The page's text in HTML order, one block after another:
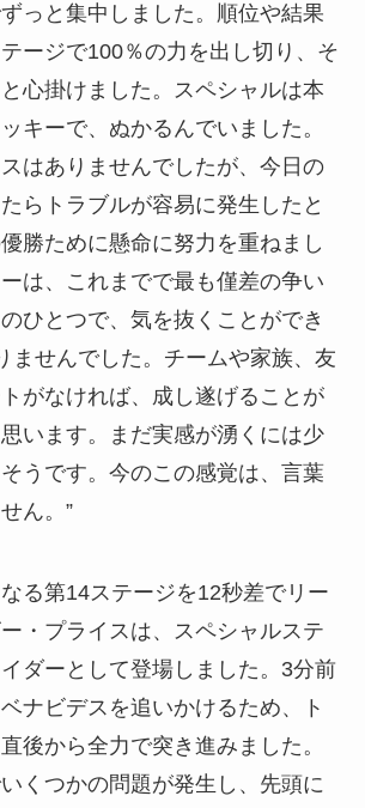
っと集中しました。順位や結果
ージで100％の力を出し切り、そ
心掛けました。スペシャルは本
キーで、ぬかるんでいました。
はありませんでしたが、今日の
らトラブルが容易に発生したと
勝ために懸命に努力を重ねまし
は、これまでで最も僅差の争い
ひとつで、気を抜くことができ
ませんでした。チームや家族、友
がなければ、成し遂げることが
います。まだ実感が湧くには少
うです。今のこの感覚は、言葉
ん。”
る第14ステージを12秒差でリー
・プライスは、スペシャルステ
ダーとして登場しました。3分前
ナビデスを追いかけるため、ト
後から全力で突き進みました。
くつかの問題が発生し、先頭に